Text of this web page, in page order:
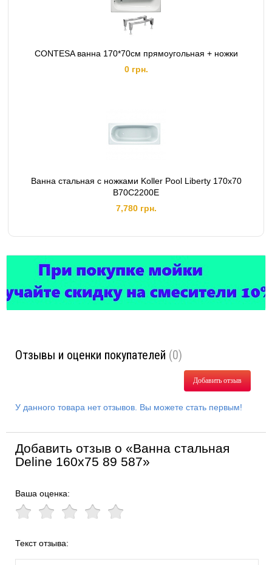
CONTESA ванна 170*70см прямоугольная + ножки
0 грн.
Ванна стальная с ножками Koller Pool Liberty 170х70
B70C2200E
7,780 грн.
Отзывы и оценки покупателей (0)
Добавить отзыв
У данного товара нет отзывов. Вы можете стать первым!
Добавить отзыв о «Ванна стальная
Deline 160х75 89 587»
Ваша оценка:
Текст отзыва: